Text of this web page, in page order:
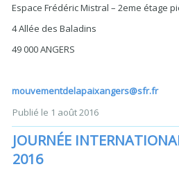
Espace Frédéric Mistral – 2eme étage
4 Allée des Baladins
49 000 ANGERS
mouvementdelapaixangers@sfr.fr
Publié le 1 août 2016
JOURNÉE
2016